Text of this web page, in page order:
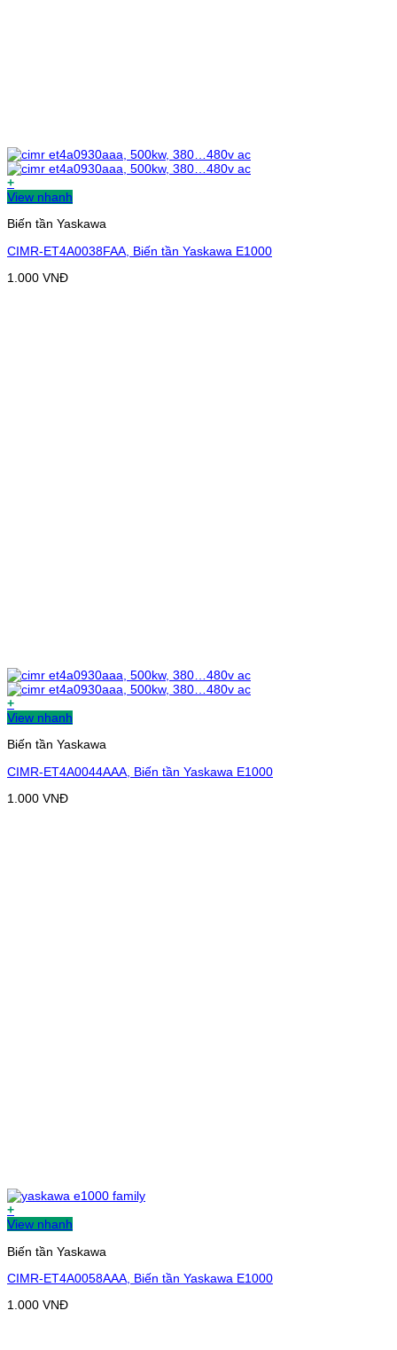
+
View nhanh
Biến tần Yaskawa
CIMR-ET4A0038FAA, Biến tần Yaskawa E1000
1.000 VNĐ
+
View nhanh
Biến tần Yaskawa
CIMR-ET4A0044AAA, Biến tần Yaskawa E1000
1.000 VNĐ
+
View nhanh
Biến tần Yaskawa
CIMR-ET4A0058AAA, Biến tần Yaskawa E1000
1.000 VNĐ